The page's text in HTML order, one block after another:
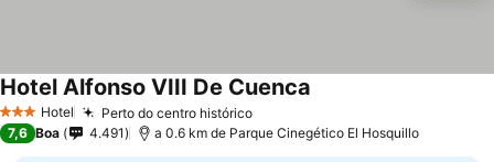
3 EstrelasHotel Perto do centro históricoVer preços
Hotel Alfonso VIII De Cuenca
7,6 Boa 4.491 a 0.6 km de Parque Cinegético El Hosquillo